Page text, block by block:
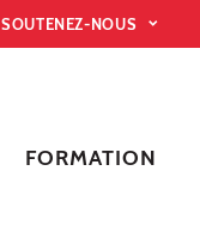
SOUTENEZ-NOUS
FORMATION